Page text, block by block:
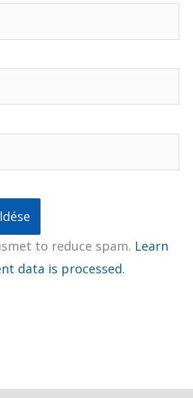
to reduce spam. Learn
data is processed.